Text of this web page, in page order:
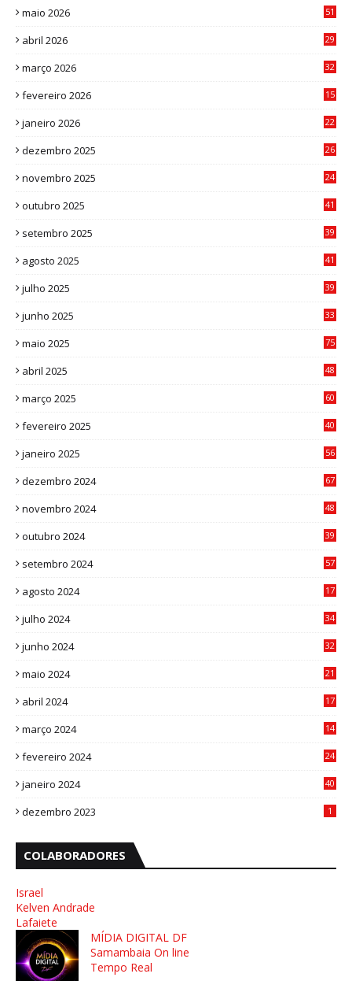
maio 2026
51
abril 2026
29
março 2026
32
fevereiro 2026
15
janeiro 2026
22
dezembro 2025
26
novembro 2025
24
outubro 2025
41
setembro 2025
39
agosto 2025
41
julho 2025
39
junho 2025
33
maio 2025 75
abril 2025
48
março 2025
60
fevereiro 2025
40
janeiro 2025
56
dezembro 2024
67
novembro 2024
48
outubro 2024
39
setembro 2024
57
agosto 2024
17
julho 2024
34
junho 2024
32
maio 2024
21
abril 2024
17
março 2024
14
fevereiro 2024
24
janeiro 2024
40
dezembro 2023 1
COLABORADORES
Israel
Kelven Andrade
Lafaiete
MÍDIA DIGITAL DF
Samambaia On line
Tempo Real